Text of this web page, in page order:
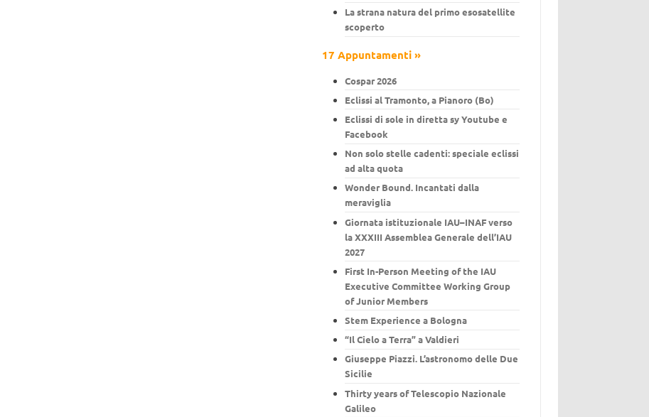
La strana natura del primo esosatellite
scoperto
17 Appuntamenti »
Cospar 2026
Eclissi al Tramonto, a Pianoro (Bo)
Eclissi di sole in diretta sy Youtube e
Facebook
Non solo stelle cadenti: speciale eclissi
ad alta quota
Wonder Bound. Incantati dalla
meraviglia
Giornata istituzionale IAU–INAF verso
la XXXIII Assemblea Generale dell’IAU
2027
First In-Person Meeting of the IAU
Executive Committee Working Group
of Junior Members
Stem Experience a Bologna
“Il Cielo a Terra” a Valdieri
Giuseppe Piazzi. L’astronomo delle Due
Sicilie
Thirty years of Telescopio Nazionale
Galileo